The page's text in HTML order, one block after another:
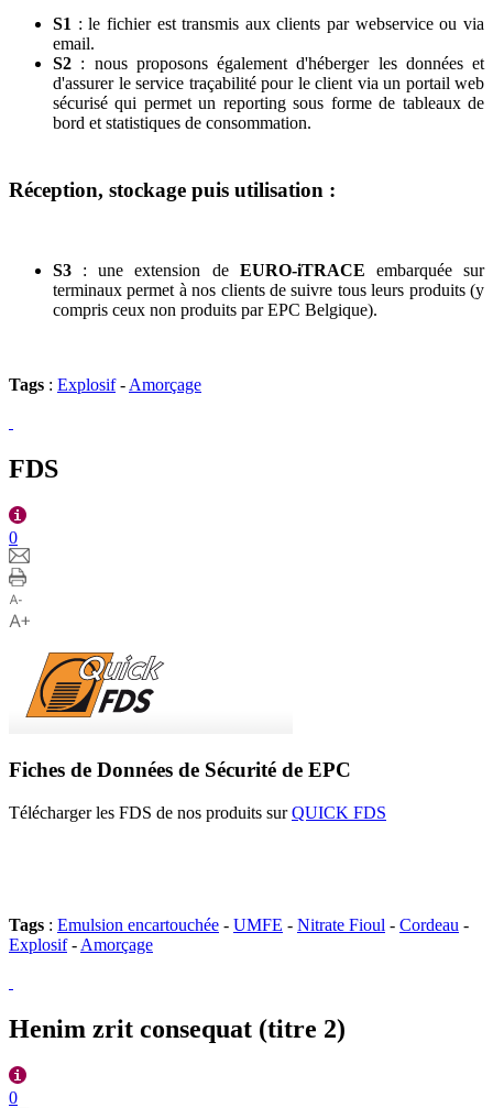
S1 : le fichier est transmis aux clients par webservice ou via
email.
S2 : nous proposons également d'héberger les données et
d'assurer le service traçabilité pour le client via un portail web
sécurisé qui permet un reporting sous forme de tableaux de
bord et statistiques de consommation.
Réception, stockage puis utilisation :
S3 : une extension de EURO-iTRACE embarquée sur
terminaux permet à nos clients de suivre tous leurs produits (y
compris ceux non produits par EPC Belgique).
Tags : Explosif- Amorçage
FDS
0
Fiches de Données de Sécurité de EPC
Télécharger les FDS de nos produits surQUICK FDS
Tags : Emulsion encartouchée - UMFE - Nitrate Fioul - Cordeau -
Explosif- Amorçage
Henim zrit consequat (titre 2)
0